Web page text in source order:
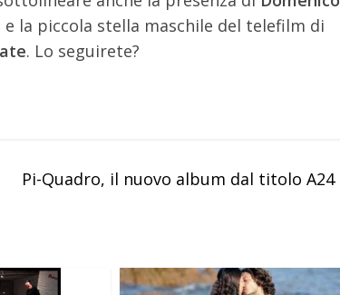
e la piccola stella maschile del telefilm di
. Lo seguirete?
Pi-Quadro, il nuovo album dal titolo A24